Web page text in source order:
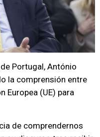
Portugal, António
la comprensión entre
Europea (UE) para
de comprendernos